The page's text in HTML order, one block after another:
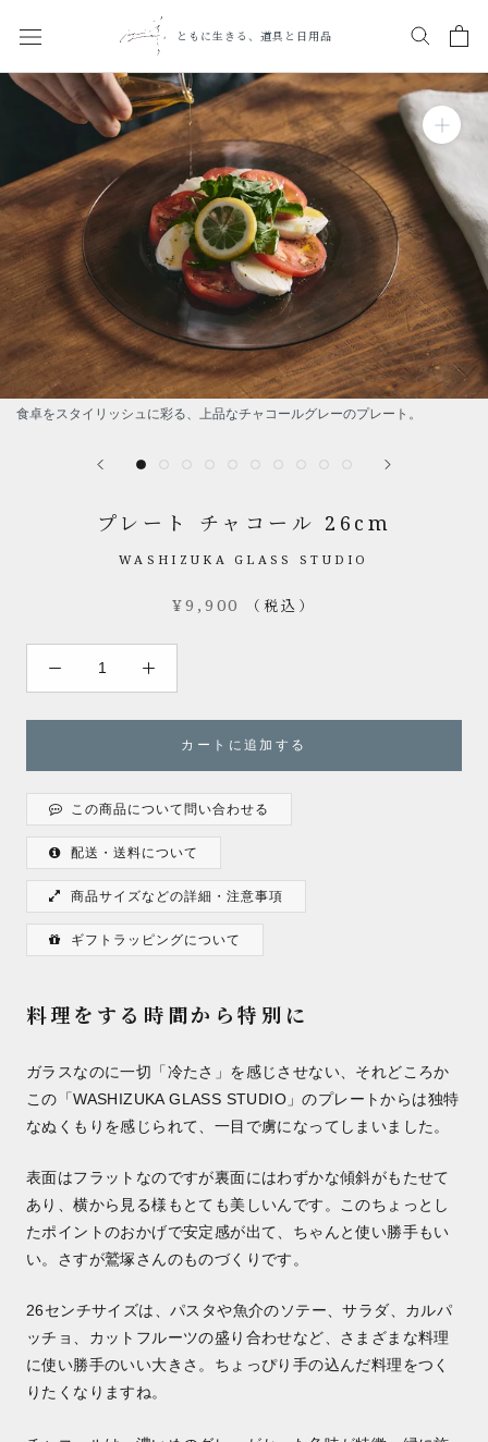
プ
ン
テ
ン
ツ
に
す
ともに生きる、道具と日用品
食卓をスタイリッシュに彩る、上品なチャコールグレーのプレート。
プレート チャコール 26cm
WASHIZUKA GLASS STUDIO
¥9,900 （税込）
カートに追加する
この商品について問い合わせる
配送・送料について
商品サイズなどの詳細・注意事項
ギフトラッピングについて
料理をする時間から特別に
ガラスなのに一切「冷たさ」を感じさせない、それどころか
この「WASHIZUKA GLASS STUDIO」のプレートからは独特
なぬくもりを感じられて、一目で虜になってしまいました。
表面はフラットなのですが裏面にはわずかな傾斜がもたせて
あり、横から見る様もとても美しいんです。このちょっとし
たポイントのおかげで安定感が出て、ちゃんと使い勝手もい
い。さすが鷲塚さんのものづくりです。
26センチサイズは、パスタや魚介のソテー、サラダ、カルパ
ッチョ、カットフルーツの盛り合わせなど、さまざまな料理
に使い勝手のいい大きさ。ちょっぴり手の込んだ料理をつく
りたくなりますね。